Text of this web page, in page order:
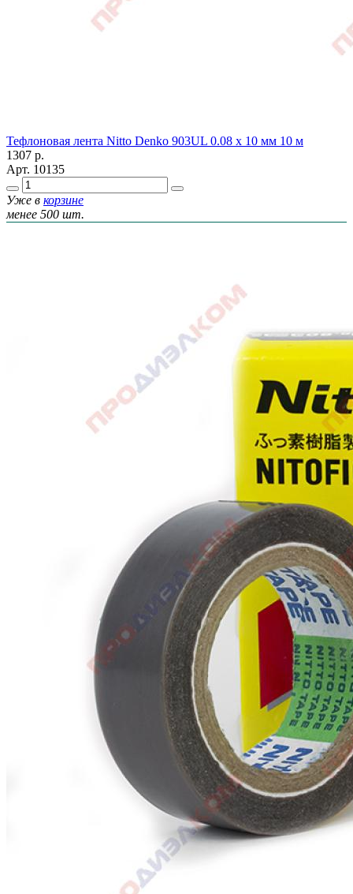
Тефлоновая лента Nitto Denko 903UL 0.08 х 10 мм 10 м
1307 р.
Арт. 10135
Уже в корзине
менее 500 шт.